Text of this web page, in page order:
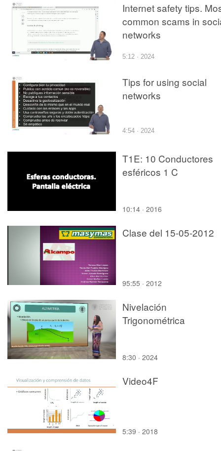
Internet safety tips.
common scams in
networks
5:12 · 2024
Tips for using social
networks
4:54 · 2024
T1E: 10 Conductores
esféricos 1 C
10:14 · 2016
Clase del 15-05-2012
95:55 · 2012
Nivelación
Trigonométrica
8:30 · 2024
Video4F
5:39 · 2018